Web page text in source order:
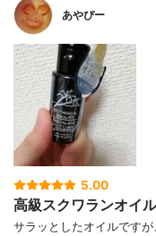
あやぴー
5.00
高級スクワランオイ
サラッとしたオイルです